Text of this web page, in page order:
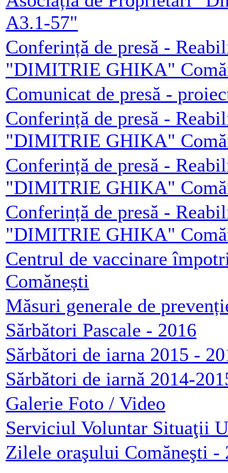
A3.1-57"
Conferință de presă -
"DIMITRIE GHIKA"
Comunicat de presă -
Conferință de presă -
"DIMITRIE GHIKA"
Conferință de presă -
"DIMITRIE GHIKA"
Conferință de presă -
"DIMITRIE GHIKA"
Centrul de vaccinare
Comănești
Măsuri generale de
Sărbători Pascale - 2016
Sărbători de iarna 2015 -
Sărbători de iarnă 2014-
Galerie Foto / Video
Serviciul Voluntar Situaţii
Zilele oraşului Comăneşti -